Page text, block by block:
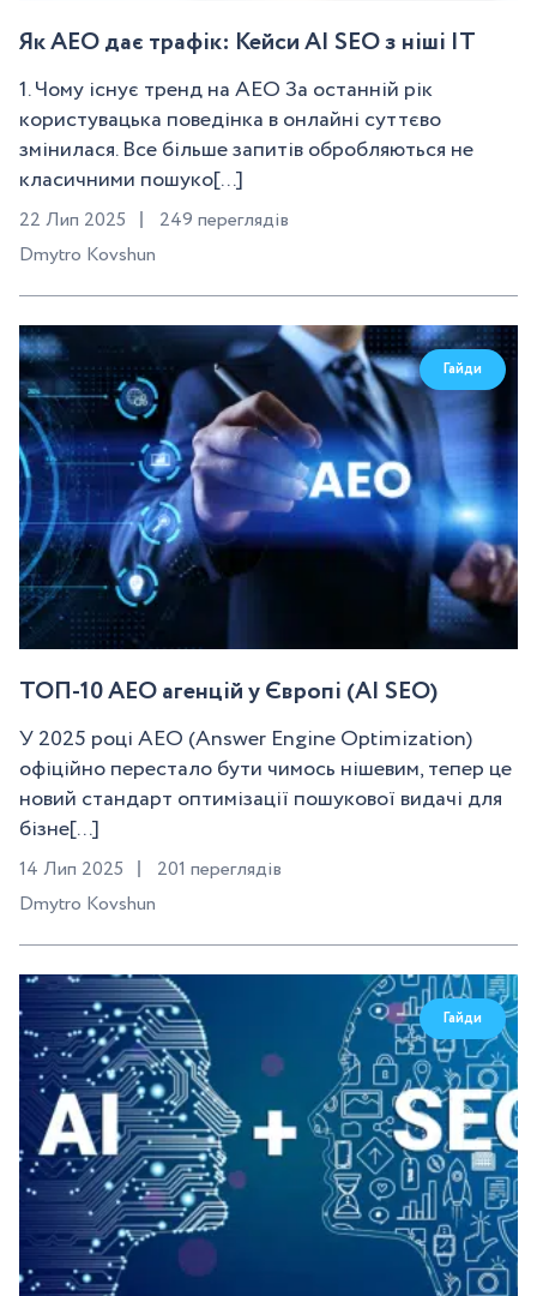
Як AEO дає трафік: Кейси AI SEO з ніші IT
1. Чому існує тренд на AEO За останній рік
користувацька поведінка в онлайні суттєво
змінилася. Все більше запитів обробляються не
класичними пошуко[...]
22 Лип 2025
249 переглядів
Dmytro Kovshun
Гайди
ТОП-10 AEO агенцій у Європі (AI SEO)
У 2025 році AEO (Answer Engine Optimization)
офіційно перестало бути чимось нішевим, тепер це
новий стандарт оптимізації пошукової видачі для
бізне[...]
14 Лип 2025
201 переглядів
Dmytro Kovshun
Гайди